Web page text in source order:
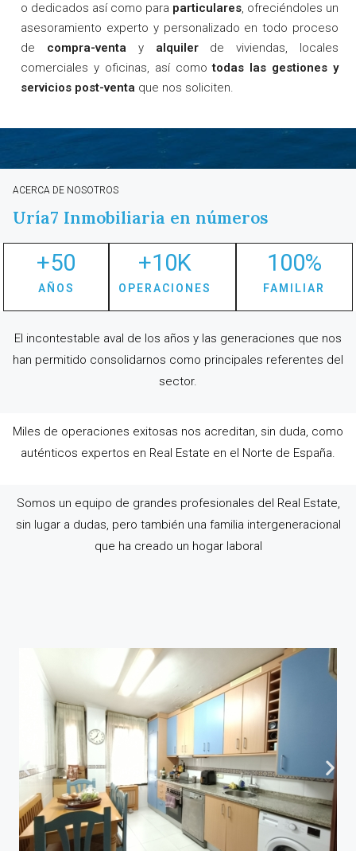
o dedicados así como para particulares, ofreciéndoles un
asesoramiento experto y personalizado en todo proceso
de compra-venta y alquilerde viviendas, locales
comerciales y oficinas, así comotodas las gestiones y
servicios post-venta que nos soliciten.
ACERCA DE NOSOTROS
Uría7 Inmobiliaria en números
AÑOS
+50
OPERACIONES
+10K
FAMILIAR
100%
El incontestable aval de los años y las generaciones que nos
han permitido consolidarnos como principales referentes del
sector.
Miles de operaciones exitosas nos acreditan, sin duda, como
auténticos expertos en Real Estate en el Norte de España.
Somos un equipo de grandes profesionales del Real Estate,
sin lugar a dudas, pero también una familia intergeneracional
que ha creado un hogar laboral